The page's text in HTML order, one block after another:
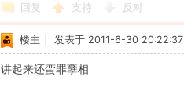
回复 支持 反对
楼主 发表于 2011-6-30 20:22:37
讲起来还蛮罪孽相